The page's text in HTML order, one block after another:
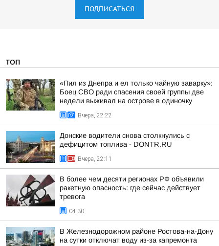
ПОДПИСАТЬСЯ
ТОП
«Пил из Днепра и ел только чайную заварку»:
Боец СВО ради спасения своей группы две
недели выживал на острове в одиночку
Вчера, 22:22
Донские водители снова столкнулись с
дефицитом топлива - DONTR.RU
Вчера, 22:11
В более чем десяти регионах РФ объявили
ракетную опасность: где сейчас действует
тревога
04:30
В Железнодорожном районе Ростова-на-Дону
на сутки отключат воду из-за капремонта